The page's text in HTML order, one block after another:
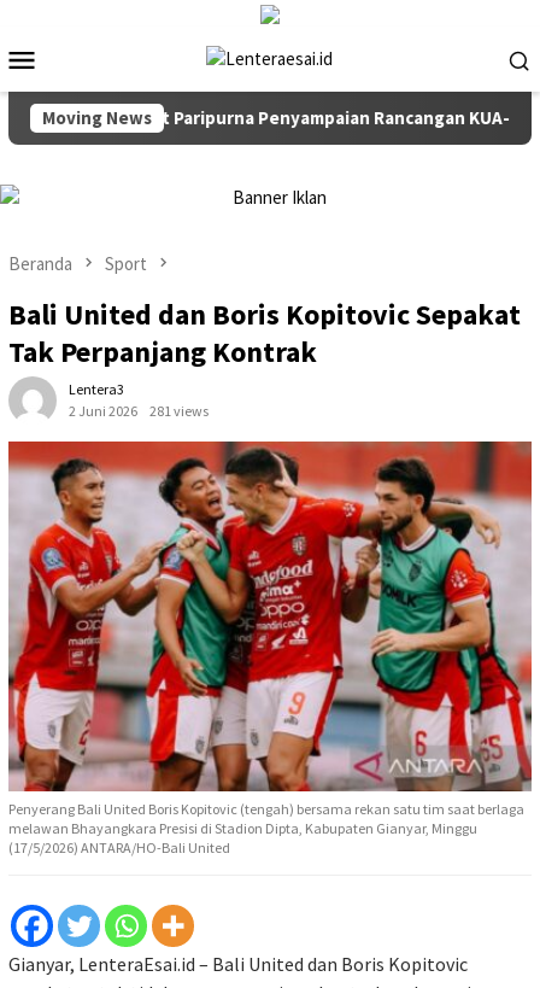
konten
Mobile
Moving News
Rapat Paripurna Penyampaian Rancangan KUA-PPAS TA
Beranda Sport
Bali United dan Boris Kopitovic Sepakat
Tak Perpanjang Kontrak
Lentera3
2 Juni 2026
281 views
Penyerang Bali United Boris Kopitovic (tengah) bersama rekan satu tim saat berlaga
melawan Bhayangkara Presisi di Stadion Dipta, Kabupaten Gianyar, Minggu
(17/5/2026) ANTARA/HO-Bali United
Gianyar, LenteraEsai.id – Bali United dan Boris Kopitovic